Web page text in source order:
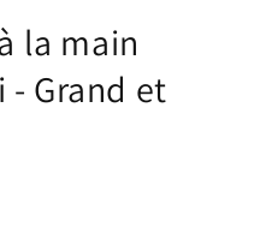
la main
- Grand et